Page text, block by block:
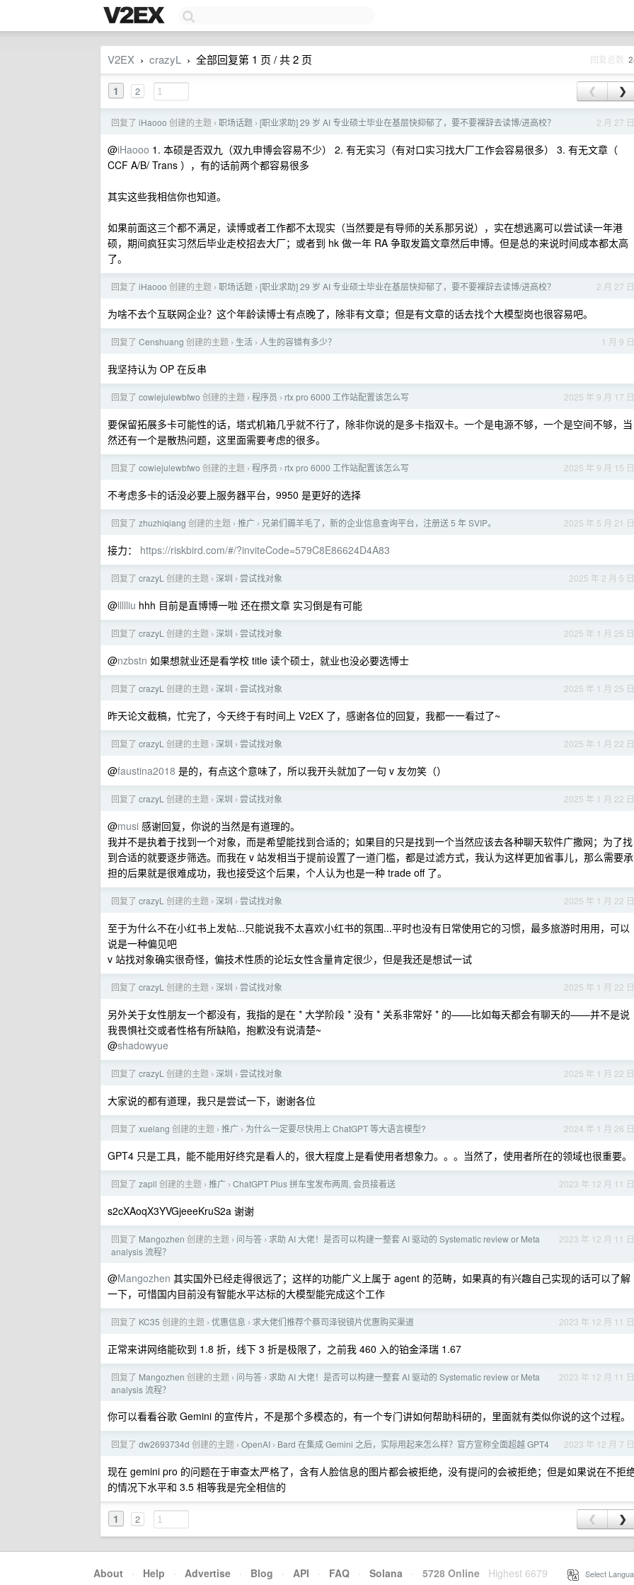
V2EX › crazyL › 全部回复第 1 页 / 共 2 页 回复总数
1 2 ❮ ❯
2 月 27 日
回复了 iHaooo 创建的主题 › 职场话题 › [职业求助] 29 岁 AI 专业硕士毕业在基层快抑郁了，要不要裸辞去读博/进高校？
@iHaooo 1. 本硕是否双九（双九申博会容易不少） 2. 有无实习（有对口实习找大厂工作会容易很多） 3. 有无文章（
CCF A/B/ Trans ），有的话前两个都容易很多
其实这些我相信你也知道。
如果前面这三个都不满足，读博或者工作都不太现实（当然要是有导师的关系那另说），实在想逃离可以尝试读一年港
硕，期间疯狂实习然后毕业走校招去大厂；或者到 hk 做一年 RA 争取发篇文章然后申博。但是总的来说时间成本都太高
了。
2 月 27 日
回复了 iHaooo 创建的主题 › 职场话题 › [职业求助] 29 岁 AI 专业硕士毕业在基层快抑郁了，要不要裸辞去读博/进高校？
为啥不去个互联网企业？这个年龄读博士有点晚了，除非有文章；但是有文章的话去找个大模型岗也很容易吧。
1 月 9 日
回复了 Censhuang 创建的主题 › 生活 › 人生的容错有多少？
我坚持认为 OP 在反串
2025 年 9 月 17 日
回复了 cowiejulewbfwo 创建的主题 › 程序员 › rtx pro 6000 工作站配置该怎么写
要保留拓展多卡可能性的话，塔式机箱几乎就不行了，除非你说的是多卡指双卡。一个是电源不够，一个是空间不够，当
然还有一个是散热问题，这里面需要考虑的很多。
2025 年 9 月 15 日
回复了 cowiejulewbfwo 创建的主题 › 程序员 › rtx pro 6000 工作站配置该怎么写
不考虑多卡的话没必要上服务器平台，9950 是更好的选择
2025 年 5 月 21 日
回复了 zhuzhiqiang 创建的主题 › 推广 › 兄弟们薅羊毛了，新的企业信息查询平台，注册送 5 年 SVIP。
接力： https://riskbird.com/#/?inviteCode=579C8E86624D4A83
2025 年 2 月 5 日
回复了 crazyL 创建的主题 › 深圳 › 尝试找对象
@llllliu hhh 目前是直博博一啦 还在攒文章 实习倒是有可能
2025 年 1 月 25 日
回复了 crazyL 创建的主题 › 深圳 › 尝试找对象
@nzbstn 如果想就业还是看学校 title 读个硕士，就业也没必要选博士
2025 年 1 月 25 日
回复了 crazyL 创建的主题 › 深圳 › 尝试找对象
昨天论文截稿，忙完了，今天终于有时间上 V2EX 了，感谢各位的回复，我都一一看过了~
2025 年 1 月 22 日
回复了 crazyL 创建的主题 › 深圳 › 尝试找对象
@faustina2018 是的，有点这个意味了，所以我开头就加了一句 v 友勿笑（）
2025 年 1 月 22 日
回复了 crazyL 创建的主题 › 深圳 › 尝试找对象
@musi 感谢回复，你说的当然是有道理的。
我并不是执着于找到一个对象，而是希望能找到合适的；如果目的只是找到一个当然应该去各种聊天软件广撒网；为了找
到合适的就要逐步筛选。而我在 v 站发相当于提前设置了一道门槛，都是过滤方式，我认为这样更加省事儿，那么需要承
担的后果就是很难成功，我也接受这个后果，个人认为也是一种 trade off 了。
2025 年 1 月 22 日
回复了 crazyL 创建的主题 › 深圳 › 尝试找对象
至于为什么不在小红书上发帖...只能说我不太喜欢小红书的氛围...平时也没有日常使用它的习惯，最多旅游时用用，可以
说是一种偏见吧
v 站找对象确实很奇怪，偏技术性质的论坛女性含量肯定很少，但是我还是想试一试
2025 年 1 月 22 日
回复了 crazyL 创建的主题 › 深圳 › 尝试找对象
另外关于女性朋友一个都没有，我指的是在 * 大学阶段 * 没有 * 关系非常好 * 的——比如每天都会有聊天的——并不是说
我畏惧社交或者性格有所缺陷，抱歉没有说清楚~
@shadowyue
2025 年 1 月 22 日
回复了 crazyL 创建的主题 › 深圳 › 尝试找对象
大家说的都有道理，我只是尝试一下，谢谢各位
2024 年 1 月 26 日
回复了 xuelang 创建的主题 › 推广 › 为什么一定要尽快用上 ChatGPT 等大语言模型?
GPT4 只是工具，能不能用好终究是看人的，很大程度上是看使用者想象力。。。当然了，使用者所在的领域也很重要。
2023 年 12 月 11 日
回复了 zapll 创建的主题 › 推广 › ChatGPT Plus 拼车宝发布两周, 会员接着送
s2cXAoqX3YVGjeeeKruS2a 谢谢
2023 年 12 月 11 日
回复了 Mangozhen 创建的主题 › 问与答 › 求助 AI 大佬！是否可以构建一整套 AI 驱动的 Systematic review or Meta
analysis 流程？
@Mangozhen 其实国外已经走得很远了；这样的功能广义上属于 agent 的范畴，如果真的有兴趣自己实现的话可以了解
一下，可惜国内目前没有智能水平达标的大模型能完成这个工作
2023 年 12 月 11 日
回复了 KC35 创建的主题 › 优惠信息 › 求大佬们推荐个蔡司泽锐镜片优惠购买渠道
正常来讲网络能砍到 1.8 折，线下 3 折是极限了，之前我 460 入的铂金泽瑞 1.67
2023 年 12 月 11 日
回复了 Mangozhen 创建的主题 › 问与答 › 求助 AI 大佬！是否可以构建一整套 AI 驱动的 Systematic review or Meta
analysis 流程？
你可以看看谷歌 Gemini 的宣传片，不是那个多模态的，有一个专门讲如何帮助科研的，里面就有类似你说的这个过程。
2023 年 12 月 7 日
回复了 dw2693734d 创建的主题 › OpenAI › Bard 在集成 Gemini 之后，实际用起来怎么样？官方宣称全面超越 GPT4
现在 gemini pro 的问题在于审查太严格了，含有人脸信息的图片都会被拒绝，没有提问的会被拒绝；但是如果说在不拒
的情况下水平和 3.5 相等我是完全相信的
1 2 ❮ ❯
About · Help · Advertise · Blog · API · FAQ · Solana · 5728 Online Highest 6679 Select